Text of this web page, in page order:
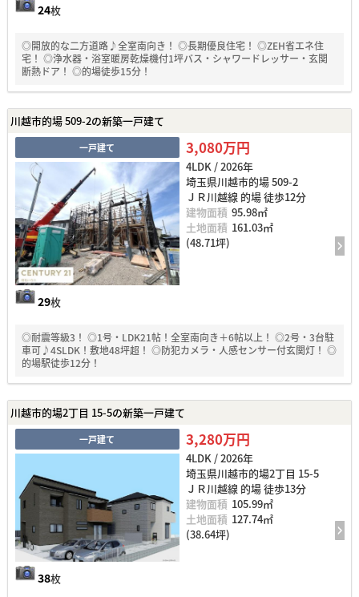
24枚
◎開放的な二方道路♪全室南向き！ ◎長期優良住宅！ ◎ZEH省エネ住
宅！ ◎浄水器・浴室暖房乾燥機付1坪バス・シャワードレッサー・玄関
断熱ドア！ ◎的場徒歩15分！
川越市的場 509-2の新築一戸建て
一戸建て
29枚
3,080万円
4LDK / 2026年
埼玉県川越市的場 509-2
ＪＲ川越線 的場 徒歩12分
建物面積 95.98㎡
土地面積 161.03㎡
(48.71坪)
◎耐震等級3！ ◎1号・LDK21帖！全室南向き＋6帖以上！ ◎2号・3台駐
車可♪4SLDK！敷地48坪超！ ◎防犯カメラ・人感センサー付玄関灯！ ◎
的場駅徒歩12分！
川越市的場2丁目 15-5の新築一戸建て
一戸建て
38枚
3,280万円
4LDK / 2026年
埼玉県川越市的場2丁目 15-5
ＪＲ川越線 的場 徒歩13分
建物面積 105.99㎡
土地面積 127.74㎡
(38.64坪)